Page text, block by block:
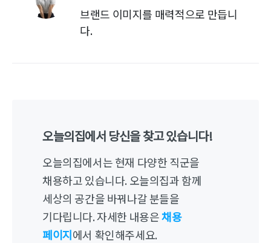
브랜드 이미지를 매력적으로 만듭니
다.
오늘의집에서 당신을 찾고 있습니다!
오늘의집에서는 현재 다양한 직군을
채용하고 있습니다. 오늘의집과 함께
세상의 공간을 바꿔나갈 분들을
기다립니다. 자세한 내용은채용
페이지에서 확인해주세요.